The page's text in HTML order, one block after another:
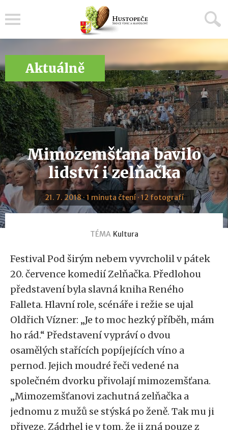
Aktuálně
Mimozemšťana bavilo
lidství i zelňačka
21. 7. 2018 · 1 minuta čtení · 12 fotografí
TÉMA Kultura
Festival Pod širým nebem vyvrcholil v pátek
20. července komedií Zelňačka. Předlohou
představení byla slavná kniha Reného
Falleta. Hlavní role, scénáře i režie se ujal
Oldřich Vízner: „Je to moc hezký příběh, mám
ho rád.“ Představení vypráví o dvou
osamělých stařících popíjejících víno a
pernod. Jejich moudré řeči vedené na
společném dvorku přivolají mimozemšťana.
„Mimozemšťanovi zachutná zelňačka a
jednomu z mužů se stýská po ženě. Tak mu ji
přiveze. Zádrhel je v tom, že ji zná pouze z